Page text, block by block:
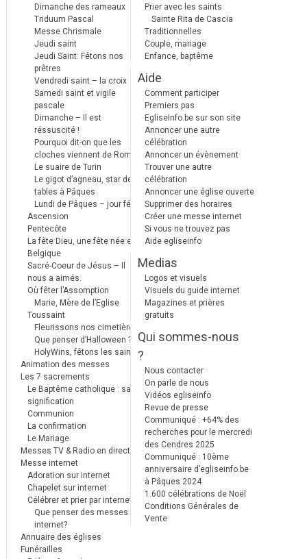
Dimanche des rameaux
Triduum Pascal
Messe Chrismale
Jeudi saint
Jeudi Saint: Fêtons nos
prêtres
Vendredi saint – la croix
Samedi saint et vigile
pascale
Dimanche – Il est
réssuscité !
Pourquoi dit-on que les
cloches viennent de Rome ?
Le suaire de Turin
Le gigot d’agneau, star des
tables à Pâques
Lundi de Pâques – jour férié
Ascension
Pentecôte
La fête Dieu, une fête née en
Belgique
Sacré-Coeur de Jésus – Il
nous a aimés.
Où fêter l’Assomption
Marie, Mère de l’Eglise
Toussaint
Fleurissons nos cimetières
Que penser d’Halloween ?
HolyWins, fêtons les saints !
Animation des messes
Les 7 sacrements
Le Baptême catholique : sa
signification
Communion
La confirmation
Le Mariage
Messes TV & Radio en direct
Messe internet
Adoration sur internet
Chapelet sur internet
Célébrer et prier par internet
Que penser des messes
internet?
Annuaire des églises
Funérailles
Prier avec les saints
Sainte Rita de Cascia
Traditionnelles
Couple, mariage
Enfance, baptême
Aide
Comment participer
Premiers pas
EgliseInfo.be sur son site
Annoncer une autre
célébration
Annoncer un évènement
Trouver une autre
célébration
Annoncer une église ouverte
Supprimer des horaires
Créer une messe internet
Si vous ne trouvez pas
Aide egliseinfo
Medias
Logos et visuels
Visuels du guide internet
Magazines et prières
gratuits
Qui sommes-nous
?
Nous contacter
On parle de nous
Vidéos egliseinfo
Revue de presse
Communiqué : +64% des
recherches pour le mercredi
des Cendres 2025
Communiqué : 10ème
anniversaire d’egliseinfo.be
à Pâques 2024
1.600 célébrations de Noël
Conditions Générales de
Vente